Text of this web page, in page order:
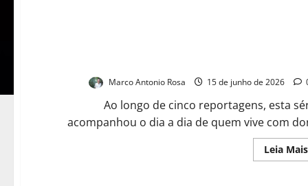
Marco Antonio Rosa 15 de junho de 2026
Ao longo de cinco reportagens, esta
acompanhou o dia a dia de quem vive com
Leia Mais